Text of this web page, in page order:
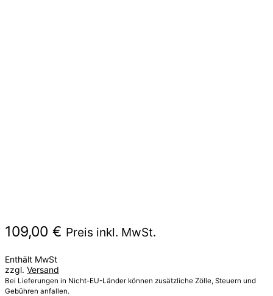
109,00 € Preis inkl. MwSt.
Enthält MwSt
zzgl. Versand
Bei Lieferungen in Nicht-EU-Länder können zusätzliche Zölle, Steuern und
Gebühren anfallen.